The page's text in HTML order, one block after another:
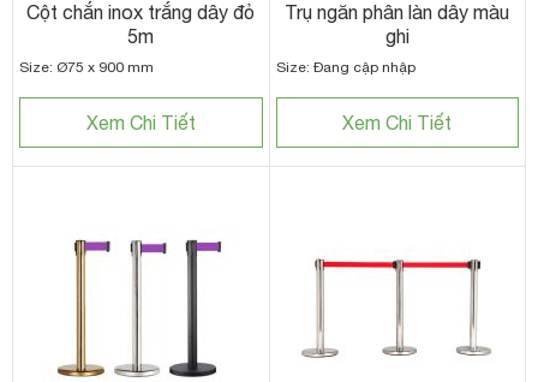
Cột chắn inox trắng dây đỏ
5m
Size: Ø75 x 900 mm
Xem Chi Tiết
Trụ ngăn phân làn dây màu
ghi
Size: Đang cập nhập
Xem Chi Tiết